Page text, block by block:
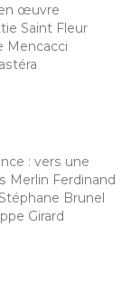
œuvre
Saint Fleur
Mencacci
: vers une
Merlin Ferdinand
Brunel
Girard